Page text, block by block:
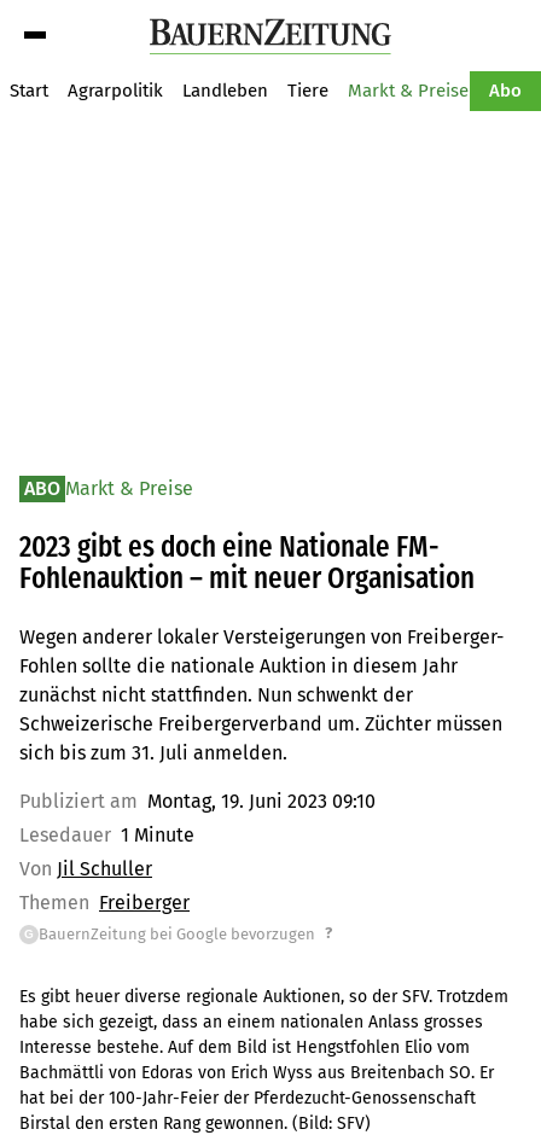
Start Agrarpolitik Landleben Tiere Markt & Preise Abo
ABO Markt & Preise
2023 gibt es doch eine Nationale FM-
Fohlenauktion – mit neuer Organisation
Wegen anderer lokaler Versteigerungen von Freiberger-
Fohlen sollte die nationale Auktion in diesem Jahr
zunächst nicht stattfinden. Nun schwenkt der
Schweizerische Freibergerverband um. Züchter müssen
sich bis zum 31. Juli anmelden.
Publiziert am Montag, 19. Juni 2023 09:10
Lesedauer 1 Minute
Von Jil Schuller
Themen Freiberger
G BauernZeitung bei Google bevorzugen ?
Es gibt heuer diverse regionale Auktionen, so der SFV. Trotzdem
habe sich gezeigt, dass an einem nationalen Anlass grosses
Interesse bestehe. Auf dem Bild ist Hengstfohlen Elio vom
Bachmättli von Edoras von Erich Wyss aus Breitenbach SO. Er
hat bei der 100-Jahr-Feier der Pferdezucht-Genossenschaft
Birstal den ersten Rang gewonnen. (Bild: SFV)